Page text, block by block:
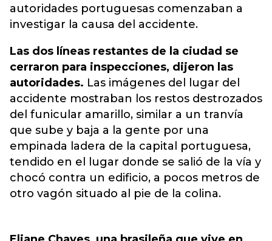
autoridades portuguesas comenzaban a
investigar la causa del accidente.
Las dos líneas restantes de la ciudad se
cerraron para inspecciones, dijeron las
autoridades. Las imágenes del lugar del
accidente mostraban los restos destrozados
del funicular amarillo, similar a un tranvía
que sube y baja a la gente por una
empinada ladera de la capital portuguesa,
tendido en el lugar donde se salió de la vía y
chocó contra un edificio, a pocos metros de
otro vagón situado al pie de la colina.